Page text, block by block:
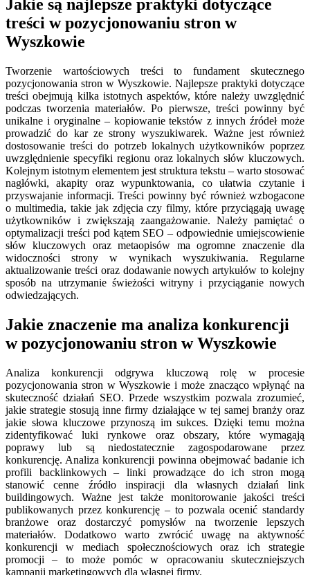
Jakie są najlepsze praktyki dotyczące
treści w pozycjonowaniu stron w
Wyszkowie
Tworzenie wartościowych treści to fundament skutecznego
pozycjonowania stron w Wyszkowie. Najlepsze praktyki dotyczące
treści obejmują kilka istotnych aspektów, które należy uwzględnić
podczas tworzenia materiałów. Po pierwsze, treści powinny być
unikalne i oryginalne – kopiowanie tekstów z innych źródeł może
prowadzić do kar ze strony wyszukiwarek. Ważne jest również
dostosowanie treści do potrzeb lokalnych użytkowników poprzez
uwzględnienie specyfiki regionu oraz lokalnych słów kluczowych.
Kolejnym istotnym elementem jest struktura tekstu – warto stosować
nagłówki, akapity oraz wypunktowania, co ułatwia czytanie i
przyswajanie informacji. Treści powinny być również wzbogacone
o multimedia, takie jak zdjęcia czy filmy, które przyciągają uwagę
użytkowników i zwiększają zaangażowanie. Należy pamiętać o
optymalizacji treści pod kątem SEO – odpowiednie umiejscowienie
słów kluczowych oraz metaopisów ma ogromne znaczenie dla
widoczności strony w wynikach wyszukiwania. Regularne
aktualizowanie treści oraz dodawanie nowych artykułów to kolejny
sposób na utrzymanie świeżości witryny i przyciąganie nowych
odwiedzających.
Jakie znaczenie ma analiza konkurencji
w pozycjonowaniu stron w Wyszkowie
Analiza konkurencji odgrywa kluczową rolę w procesie
pozycjonowania stron w Wyszkowie i może znacząco wpłynąć na
skuteczność działań SEO. Przede wszystkim pozwala zrozumieć,
jakie strategie stosują inne firmy działające w tej samej branży oraz
jakie słowa kluczowe przynoszą im sukces. Dzięki temu można
zidentyfikować luki rynkowe oraz obszary, które wymagają
poprawy lub są niedostatecznie zagospodarowane przez
konkurencję. Analiza konkurencji powinna obejmować badanie ich
profili backlinkowych – linki prowadzące do ich stron mogą
stanowić cenne źródło inspiracji dla własnych działań link
buildingowych. Ważne jest także monitorowanie jakości treści
publikowanych przez konkurencję – to pozwala ocenić standardy
branżowe oraz dostarczyć pomysłów na tworzenie lepszych
materiałów. Dodatkowo warto zwrócić uwagę na aktywność
konkurencji w mediach społecznościowych oraz ich strategie
promocji – to może pomóc w opracowaniu skuteczniejszych
kampanii marketingowych dla własnej firmy.